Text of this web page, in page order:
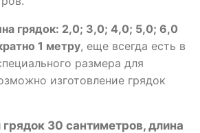
грядок: 2,0; 3,0; 4,0; 5,0; 6,0
1 метру, еще всегда есть в
размера для
изготовление грядок
30 сантиметров, длина